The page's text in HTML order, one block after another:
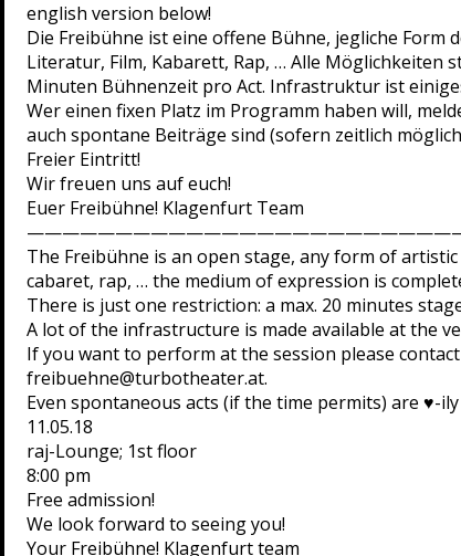
english version below!
Die Freibühne ist eine offene Bühne, jegliche Form
Literatur, Film, Kabarett, Rap, … Alle Möglichkeiten
Minuten Bühnenzeit pro Act. Infrastruktur ist
Wer einen fixen Platz im Programm haben will,
auch spontane Beiträge sind (sofern zeitlich
Freier Eintritt!
Wir freuen uns auf euch!
Euer Freibühne! Klagenfurt Team
The Freibühne is an open stage, any form of
cabaret, rap, … the medium of expression is
There is just one restriction: a max. 20 minutes
A lot of the infrastructure is made available at the
If you want to perform at the session please
freibuehne@turbotheater.at.
Even spontaneous acts (if the time permits) are ♥-ily
11.05.18
raj-Lounge; 1st floor
8:00 pm
Free admission!
We look forward to seeing you!
Your Freibühne! Klagenfurt team